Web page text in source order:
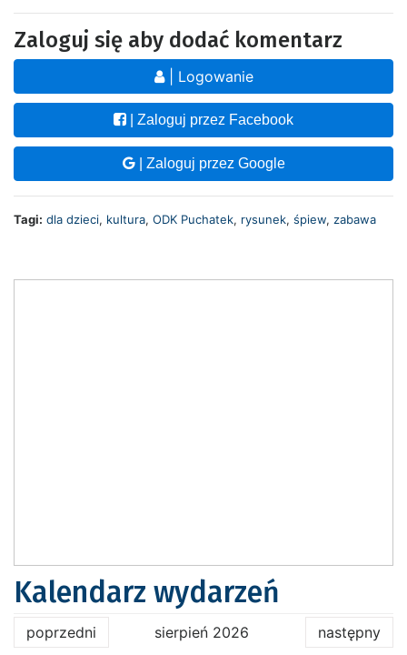
Zaloguj się aby dodać komentarz
| Logowanie
| Zaloguj przez Facebook
| Zaloguj przez Google
Tagi: dla dzieci, kultura, ODK Puchatek, rysunek, śpiew, zabawa
Kalendarz wydarzeń
poprzedni sierpień 2026 następny